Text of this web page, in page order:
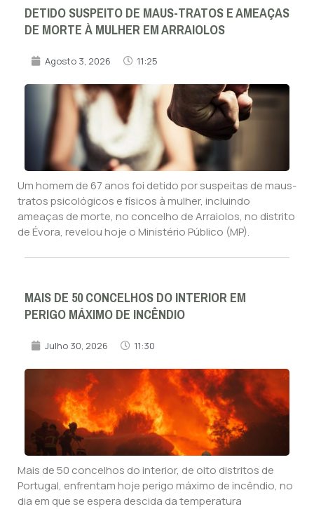
DETIDO SUSPEITO DE MAUS-TRATOS E AMEAÇAS
DE MORTE À MULHER EM ARRAIOLOS
Agosto 3, 2026 11:25
Um homem de 67 anos foi detido por suspeitas de maus-
tratos psicológicos e físicos à mulher, incluindo
ameaças de morte, no concelho de Arraiolos, no distrito
de Évora, revelou hoje o Ministério Público (MP).
MAIS DE 50 CONCELHOS DO INTERIOR EM
PERIGO MÁXIMO DE INCÊNDIO
Julho 30, 2026 11:30
Mais de 50 concelhos do interior, de oito distritos de
Portugal, enfrentam hoje perigo máximo de incêndio, no
dia em que se espera descida da temperatura